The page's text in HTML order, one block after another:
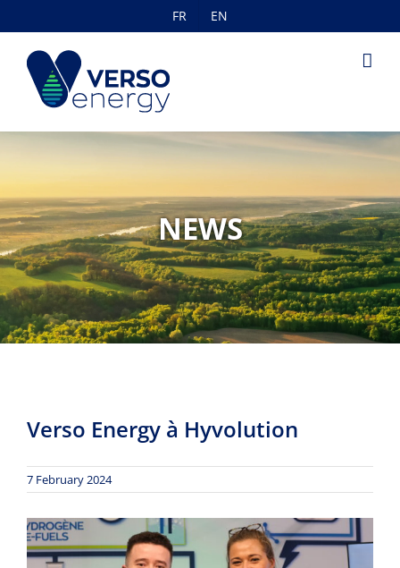
to
content
FR EN
NEWS
Verso Energy à Hyvolution
7 February 2024